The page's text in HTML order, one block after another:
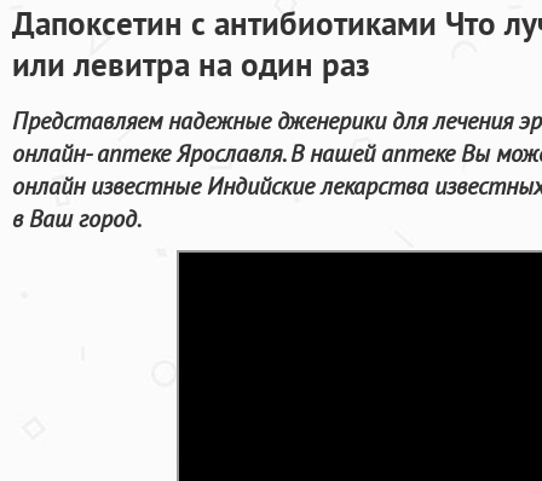
Дапоксетин с антибиотиками Что
или левитра на один раз
Представляем надежные дженерики для лечения
онлайн- аптеке Ярославля. В нашей аптеке Вы
онлайн известные Индийские лекарства
в Ваш город.